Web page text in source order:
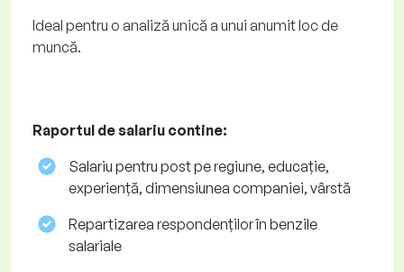
Ideal pentru o analiză unică a unui anumit loc de
muncă.
Raportul de salariu contine:
Salariu pentru post pe regiune, educație,
experiență, dimensiunea companiei, vârstă
Repartizarea respondenților în benzile
salariale